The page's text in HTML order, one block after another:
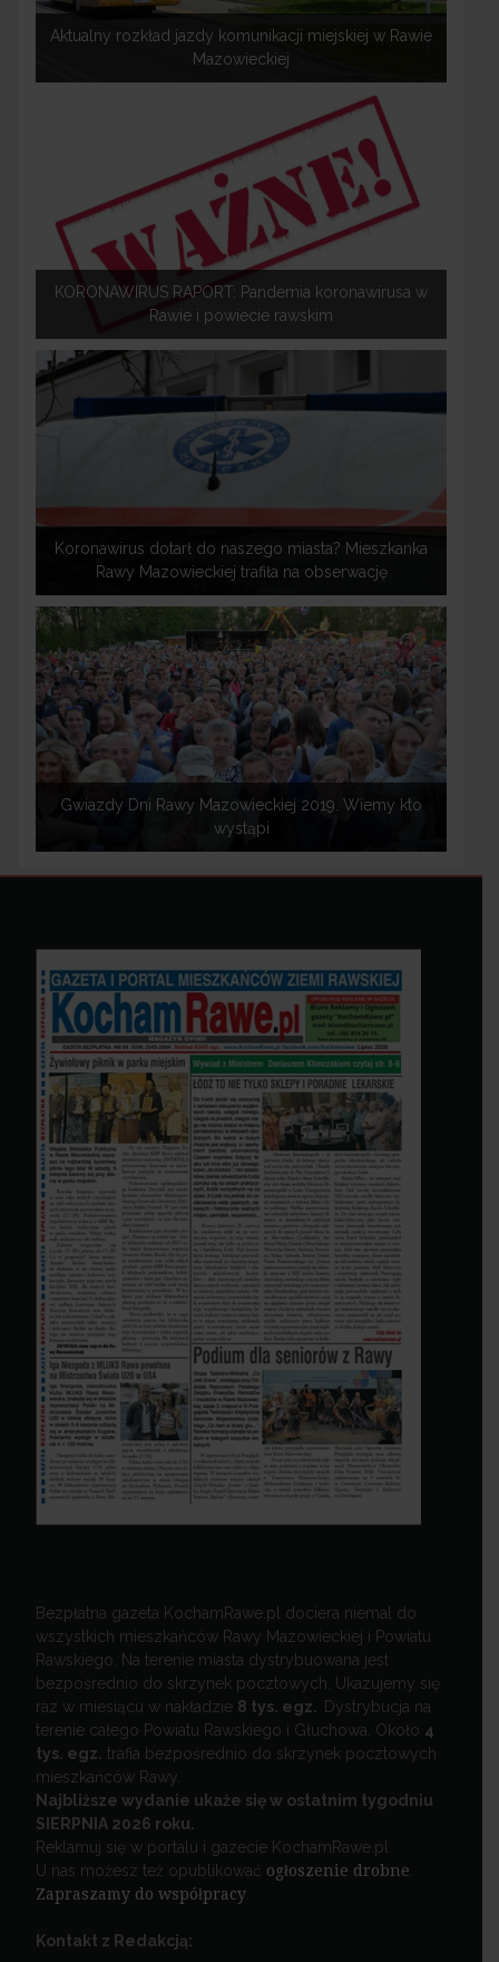
Aktualny rozkład jazdy komunikacji miejskiej w Rawie
Mazowieckiej
KORONAWIRUS RAPORT: Pandemia koronawirusa w
Rawie i powiecie rawskim
Koronawirus dotarł do naszego miasta? Mieszkanka
Rawy Mazowieckiej trafiła na obserwację
Gwiazdy Dni Rawy Mazowieckiej 2019. Wiemy kto
wystąpi
Bezpłatna gazeta KochamRawe.pl dociera niemal do
wszystkich mieszkańców Rawy Mazowieckiej i Powiatu
Rawskiego. Na terenie miasta dystrybuowana jest
bezpośrednio do skrzynek pocztowych. Ukazujemy się
raz w miesiącu w nakładzie 8 tys. egz.
Dystrybucja na
terenie całego Powiatu Rawskiego i Głuchowa. Około 4
tys. egz. trafia bezpośrednio do skrzynek pocztowych
mieszkańców Rawy.
Najbliższe wydanie ukaże się w ostatnim tygodniu
SIERPNIA 2026 roku.
Reklamuj się w portalu i gazecie KochamRawe.pl
U nas możesz też opublikować ogłoszenie drobne
Zapraszamy do współpracy.
Kontakt z Redakcją: